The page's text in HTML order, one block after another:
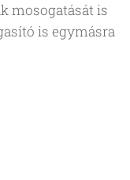
mosogatását is
is egymásra